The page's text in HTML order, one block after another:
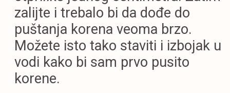
zalijte i trebalo bi da dođe do
puštanja korena veoma brzo.
Možete isto tako staviti i izbojak u
vodi kako bi sam prvo pusito
korene.